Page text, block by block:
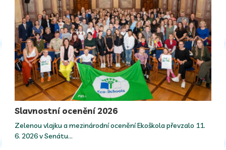
Slavnostní ocenění 2026
Zelenou vlajku a mezinárodní ocenění Ekoškola převzalo 11.
6. 2026 v Senátu…